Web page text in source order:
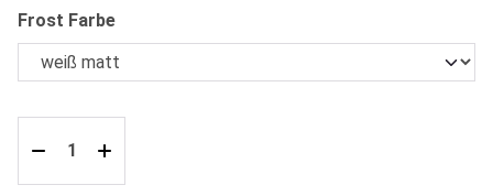
Frost Farbeauswählen